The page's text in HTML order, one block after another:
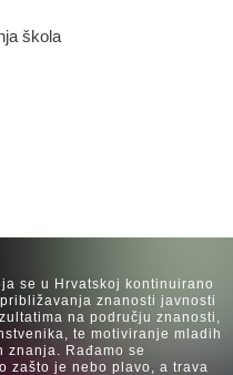
škola
se u Hrvatskoj kontinuirano
znanosti javnosti
na području znanosti,
te motiviranje mladih
znanja. Rađamo se
zašto je nebo plavo, a trava